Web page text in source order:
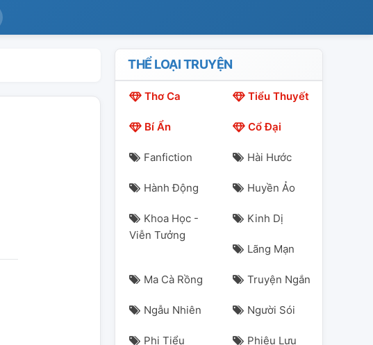
THỂ LOẠI TRUYỆN
Thơ Ca Tiểu Thuyết
Bí Ẩn Cổ Đại
Fanfiction Hài Hước
Hành Động Huyền Ảo
Khoa Học -
Viễn Tưởng
Kinh Dị
Lãng Mạn
Ma Cà Rồng Truyện Ngắn
Ngẫu Nhiên Người Sói
Phi Tiểu
Phiêu Lưu